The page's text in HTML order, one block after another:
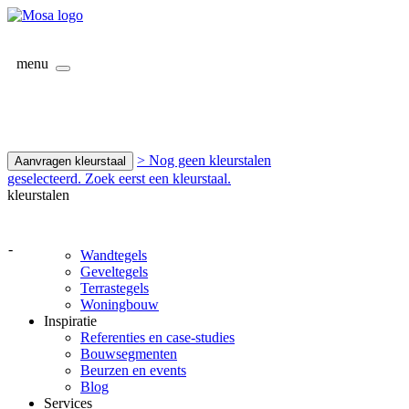
menu
Aanvragen kleurstaal
> Nog geen kleurstalen
geselecteerd. Zoek eerst een kleurstaal.
kleurstalen
-
Wandtegels
Geveltegels
Terrastegels
Woningbouw
Inspiratie
Referenties en case-studies
Bouwsegmenten
Beurzen en events
Blog
Services